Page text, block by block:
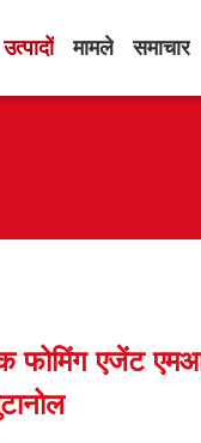
उत्पादों मामले समाचार
फोमिंग एजेंट